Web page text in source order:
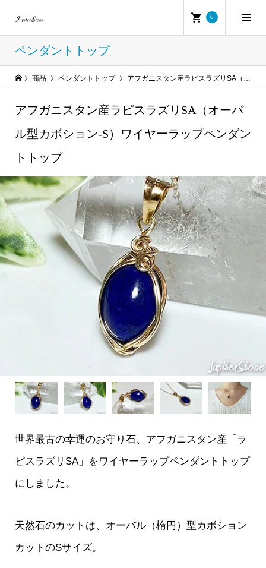
0
ペンダントトップ
商品 ペンダントトップ アフガニスタン産ラピスラズリSA（オーバル型カボション-S）ワイヤーラップペンダントトップ
アフガニスタン産ラピスラズリSA（オーバ
ル型カボション-S）ワイヤーラップペンダン
トトップ
世界最古の幸運のお守り石、アフガニスタン産「ラ
ピスラズリSA」をワイヤーラップペンダントトップ
にしました。
天然石のカットは、オーバル（楕円）型カボション
カットのSサイズ。